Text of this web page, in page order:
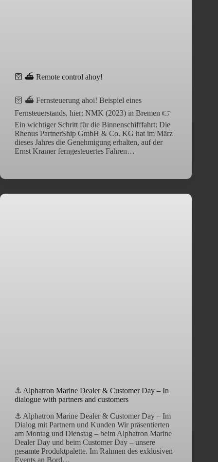
🛜 ⛴️ Remote control ahoy!
🛜 ⛴️ Fernsteuerung ahoi! Beispiel eines
Fernsteuerstands, hier: NMK (2023) in Bremen 👉
Ein wichtiger Schritt für die Binnenschifffahrt: Die
Rhenus PartnerShip GmbH & Co. KG hat im März
dieses Jahres die Genehmigung erhalten, auf der
Ernst Kramer ferngesteuertes Fahren…
⚓ Alphatron Marine Dealer & Customer Day – In
dialogue with partners and customers
⚓ Alphatron Marine Dealer & Customer Day – Im
Dialog mit Partnern und Kunden Wir präsentierten
am Montag und Dienstag – beim Alphatron Marine
Dealer Day und beim Customer Day – unsere
gesamte Produktpalette. Im Rahmen des exklusiven
Events an Bord…